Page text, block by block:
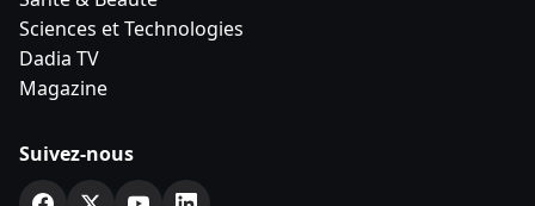
Sciences et Technologies
Dadia TV
Magazine
Suivez-nous